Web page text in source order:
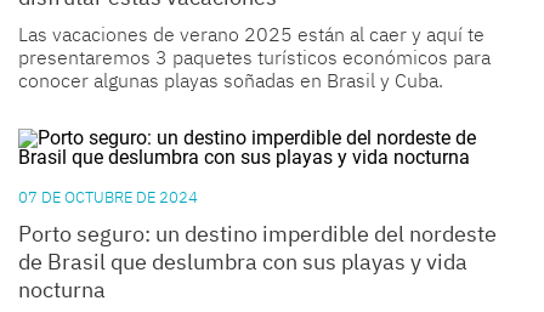
Las vacaciones de verano 2025 están al caer y aquí te
presentaremos 3 paquetes turísticos económicos para
conocer algunas playas soñadas en Brasil y Cuba.
07 DE OCTUBRE DE 2024
Porto seguro: un destino imperdible del nordeste
de Brasil que deslumbra con sus playas y vida
nocturna